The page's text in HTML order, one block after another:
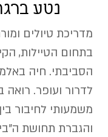
נטע
מדריכת טיולים
בתחום הטיילות,
הסביבתי. חיה
לדרור ועופר. רואה
משמעותי לחיבור
והגברת תחושת